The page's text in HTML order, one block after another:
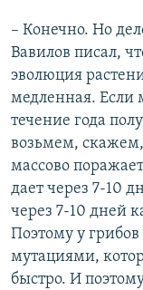
– Конечно. Но
Вавилов писал,
эволюция
медленная. Если
течение года
возьмем,
массово
дает через 7-10
через 7-10 дней
Поэтому у
мутациями,
быстро. И